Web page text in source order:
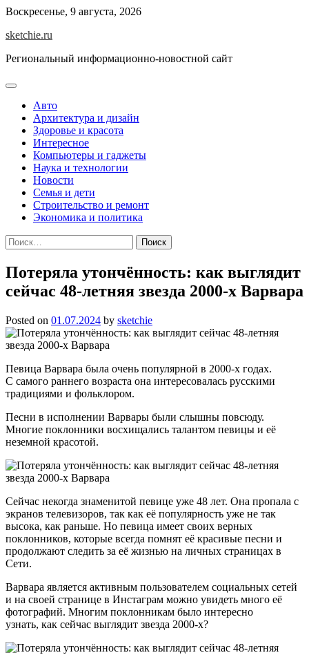
Skip
content
Воскресенье, 9 августа, 2026
sketchie.ru
Региональный информационно-новостной сайт
Авто
Архитектура и дизайн
Здоровье и красота
Интересное
Компьютеры и гаджеты
Наука и технологии
Новости
Семья и дети
Строительство и ремонт
Экономика и политика
Найти:
Потеряла утончённость: как выглядит
сейчас 48-летняя звезда 2000-х Варвара
Posted on 01.07.2024 by sketchie
Певица Варвара была очень популярной в 2000-х годах.
С самого раннего возраста она интересовалась русскими
традициями и фольклором.
Песни в исполнении Варвары были слышны повсюду.
Многие поклонники восхищались талантом певицы и её
неземной красотой.
Сейчас некогда знаменитой певице уже 48 лет. Она пропала с
экранов телевизоров, так как её популярность уже не так
высока, как раньше. Но певица имеет своих верных
поклонников, которые всегда помнят её красивые песни и
продолжают следить за её жизнью на личных страницах в
Сети.
Варвара является активным пользователем социальных сетей
и на своей странице в Инстаграм можно увидеть много её
фотографий. Многим поклонникам было интересно
узнать, как сейчас выглядит звезда 2000-х?